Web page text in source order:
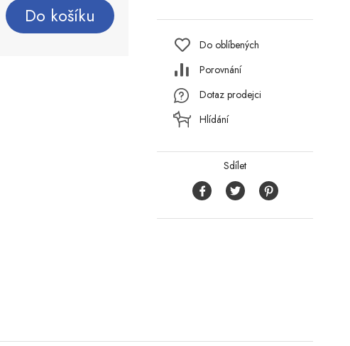
Do košíku
Do oblíbených
Porovnání
Dotaz prodejci
Hlídání
Sdílet